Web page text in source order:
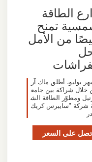
الطاقة
تمنح
من الأمل
يوليو، أطلق ماك آر
شراكة بين جامع
ومطوّر الطاقة الش
شركة "سايبرس كريك
على السعر